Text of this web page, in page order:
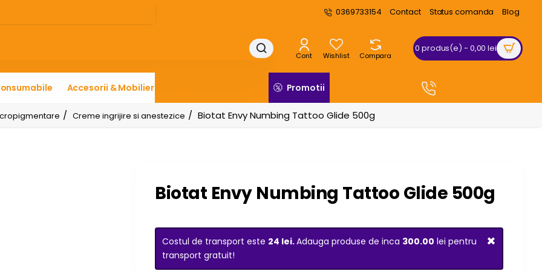
0369733154 Contact Status comanda Blog
Cont Wishlist Compara
0 produs(e) - 0,00 lei
Accesorii & Mobilier Promotii
Creme ingrijire si anestezice Biotat Envy Numbing Tattoo Glide 500g
Biotat Envy Numbing Tattoo Glide 500g
×
Costul de transport este 24 lei.Adauga produse de inca 300.00 lei pentru
transport gratuit!